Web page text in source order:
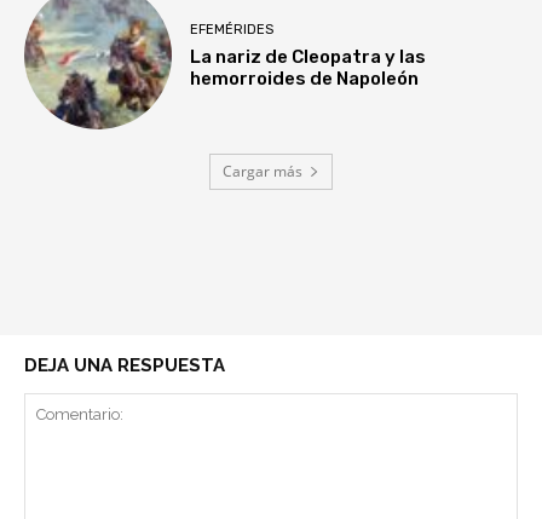
EFEMÉRIDES
La nariz de Cleopatra y las
hemorroides de Napoleón
Cargar más
DEJA UNA RESPUESTA